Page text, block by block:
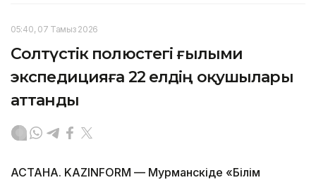
05:40, 07 Тамыз 2026
Солтүстік полюстегі ғылыми
экспедицияға 22 елдің оқушылары
аттанды
АСТАНА. KAZINFORM — Мурманскіде «Білім